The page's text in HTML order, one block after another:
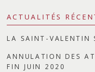
Décors et vitrines
Entretien des
Votre mariage sur-
ACTUALITÉS
LA SAINT-VALENTIN
ANNULATION DES
FIN JUIN 2020